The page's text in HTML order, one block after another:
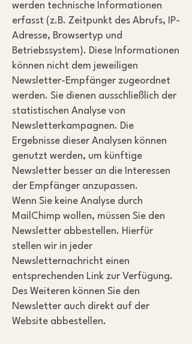
werden technische Informationen
erfasst (z.B. Zeitpunkt des Abrufs, IP-
Adresse, Browsertyp und
Betriebssystem). Diese Informationen
können nicht dem jeweiligen
Newsletter-Empfänger zugeordnet
werden. Sie dienen ausschließlich der
statistischen Analyse von
Newsletterkampagnen. Die
Ergebnisse dieser Analysen können
genutzt werden, um künftige
Newsletter besser an die Interessen
der Empfänger anzupassen.
Wenn Sie keine Analyse durch
MailChimp wollen, müssen Sie den
Newsletter abbestellen. Hierfür
stellen wir in jeder
Newsletternachricht einen
entsprechenden Link zur Verfügung.
Des Weiteren können Sie den
Newsletter auch direkt auf der
Website abbestellen.